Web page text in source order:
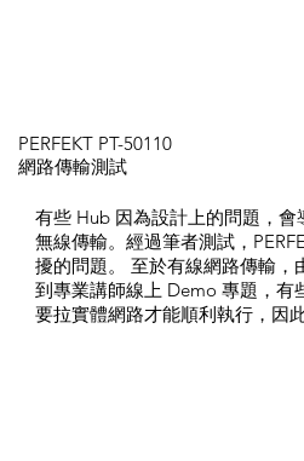
PERFEKT PT-50110
網路傳輸測試
有些 Hub 因為設計上的問題，
無線傳輸。經過筆者測試，
擾的問題。 至於有線網路傳輸，
到專業講師線上 Demo 專題，有
要拉實體網路才能順利執行，因